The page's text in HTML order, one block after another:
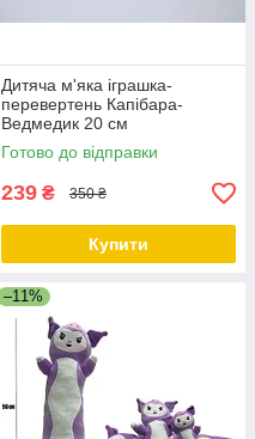
Дитяча м'яка іграшка-
перевертень Капібара-
Ведмедик 20 см
Готово до відправки
239 ₴ 350 ₴
Купити
–11%